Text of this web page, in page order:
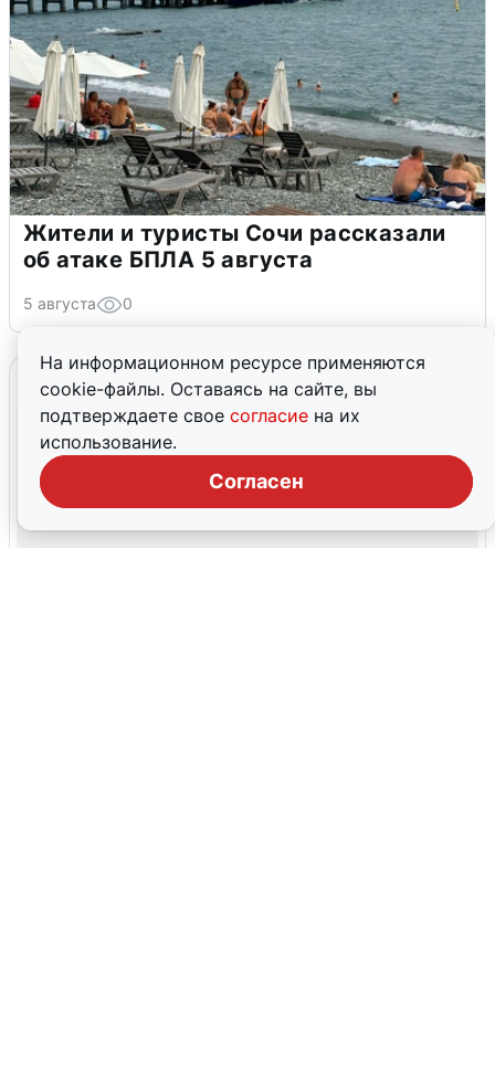
На информационном ресурсе применяются
cookie-файлы. Оставаясь на сайте, вы
подтверждаете свое согласие на их
использование.
Согласен
Жители и туристы Сочи рассказали
об атаке БПЛА 5 августа
5 августа 0